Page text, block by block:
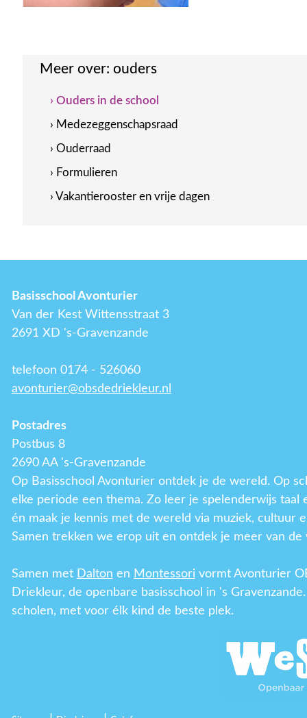
Meer over:ouders
› Ouders in de school
› Medezeggenschapsraad
› Ouderraad
› Formulieren
› Vakantierooster en vrije dagen
Basisschool Avonturier
Van der Kest Wittensstraat 3
2691 XD 's-Gravenzande
telefoon 0174 - 526060
avonturier@obsdedriekleur.nl
Postadres
Postbus 8
2690 AA 's-Gravenzande
Op Basisschool Avonturier ontdek je de wereld. Op
elke periode een thema. Zo leer je spelenderwijs taal
én maak je kennis met de wereld via muziek, cultuur
Samen trekken we erop uit en ontdek je meer van de
Samen met Dalton en Montessorivormt Avonturier
Driekleur, de openbare basisschool in 's
scholen, met voor élk kind de beste plek.